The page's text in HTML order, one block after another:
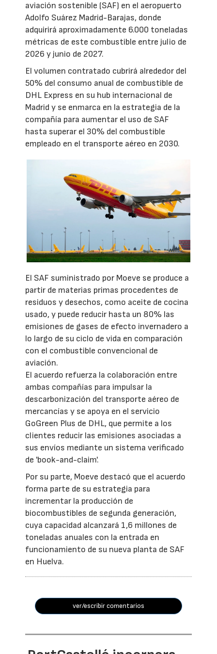
aviación sostenible (SAF) en el aeropuerto
Adolfo Suárez Madrid-Barajas, donde
adquirirá aproximadamente 6.000 toneladas
métricas de este combustible entre julio de
2026 y junio de 2027.
El volumen contratado cubrirá alrededor del
50% del consumo anual de combustible de
DHL Express en su hub internacional de
Madrid y se enmarca en la estrategia de la
compañía para aumentar el uso de SAF
hasta superar el 30% del combustible
empleado en el transporte aéreo en 2030.
El SAF suministrado por Moeve se produce a
partir de materias primas procedentes de
residuos y desechos, como aceite de cocina
usado, y puede reducir hasta un 80% las
emisiones de gases de efecto invernadero a
lo largo de su ciclo de vida en comparación
con el combustible convencional de
aviación.
El acuerdo refuerza la colaboración entre
ambas compañías para impulsar la
descarbonización del transporte aéreo de
mercancías y se apoya en el servicio
GoGreen Plus de DHL, que permite a los
clientes reducir las emisiones asociadas a
sus envíos mediante un sistema verificado
de 'book-and-claim'.
Por su parte, Moeve destacó que el acuerdo
forma parte de su estrategia para
incrementar la producción de
biocombustibles de segunda generación,
cuya capacidad alcanzará 1,6 millones de
toneladas anuales con la entrada en
funcionamiento de su nueva planta de SAF
en Huelva.
ver/escribir comentarios